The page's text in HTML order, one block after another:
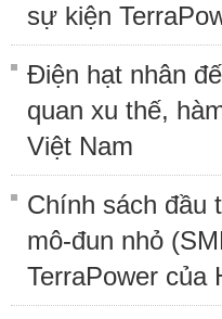
sự kiện
Điện hạt nhân
quan xu thế,
Việt Nam
Chính sách đầu
mô-đun nhỏ
TerraPower của